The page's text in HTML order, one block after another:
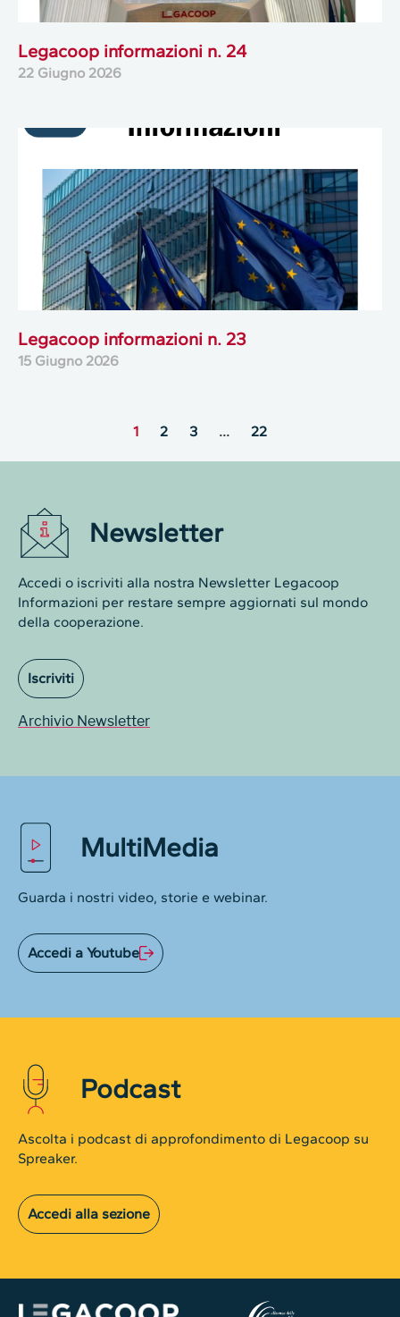
Legacoop informazioni n. 24
22 Giugno 2026
Legacoop informazioni n. 23
15 Giugno 2026
1 2 3 … 22
Newsletter
Accedi o iscriviti alla nostra Newsletter Legacoop
Informazioni per restare sempre aggiornati sul mondo
della cooperazione.
Iscriviti
Archivio Newsletter
MultiMedia
Guarda i nostri video, storie e webinar.
Accedi a Youtube
Podcast
Ascolta i podcast di approfondimento di Legacoop su
Spreaker.
Accedi alla sezione